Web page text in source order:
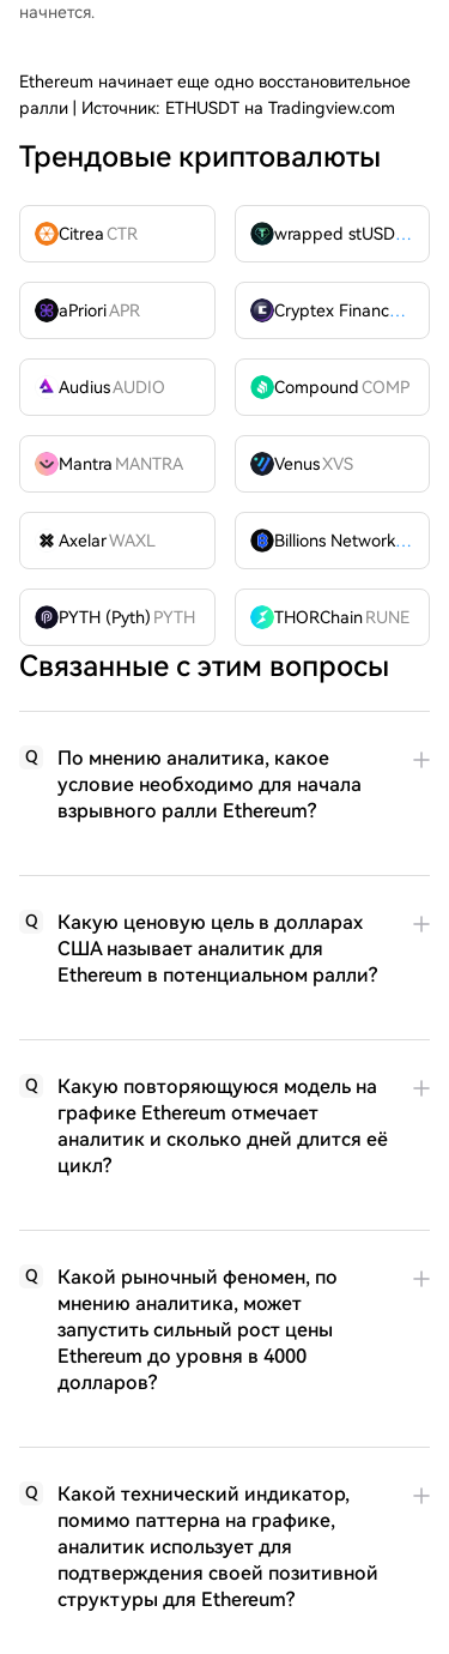
начнется.
Ethereum начинает еще одно восстановительное
ралли | Источник: ETHUSDT на Tradingview.com
Трендовые криптовалюты
CitreaCTR wrapped stUSDT
aPrioriAPR Cryptex FinanceCTX
AudiusAUDIO CompoundCOMP
Mantra MANTRA VenusXVS
AxelarWAXL Billions Network
BILL
PYTH (Pyth) PYTH THORChain RUNE
Связанные с этим вопросы
Q
По мнению аналитика, какое
условие необходимо для начала
взрывного ралли Ethereum?
Q
Какую ценовую цель в долларах
США называет аналитик для
Ethereum в потенциальном ралли?
Q
Какую повторяющуюся модель на
графике Ethereum отмечает
аналитик и сколько дней длится её
цикл?
Q
Какой рыночный феномен, по
мнению аналитика, может
запустить сильный рост цены
Ethereum до уровня в 4000
долларов?
Q
Какой технический индикатор,
помимо паттерна на графике,
аналитик использует для
подтверждения своей позитивной
структуры для Ethereum?